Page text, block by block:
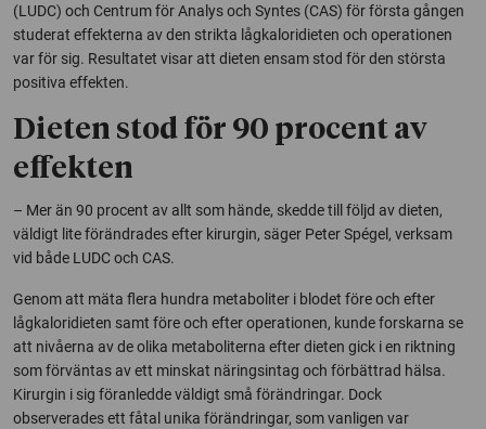
(LUDC) och Centrum för Analys och Syntes (CAS) för första gången
studerat effekterna av den strikta lågkaloridieten och operationen
var för sig. Resultatet visar att dieten ensam stod för den största
positiva effekten.
Dieten stod för 90 procent av
effekten
– Mer än 90 procent av allt som hände, skedde till följd av dieten,
väldigt lite förändrades efter kirurgin, säger Peter Spégel, verksam
vid både LUDC och CAS.
Genom att mäta flera hundra metaboliter i blodet före och efter
lågkaloridieten samt före och efter operationen, kunde forskarna se
att nivåerna av de olika metaboliterna efter dieten gick i en riktning
som förväntas av ett minskat näringsintag och förbättrad hälsa.
Kirurgin i sig föranledde väldigt små förändringar. Dock
observerades ett fåtal unika förändringar, som vanligen var